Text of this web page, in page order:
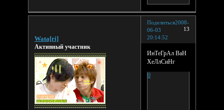
Поделиться
13
2008-
06-03
20:14:52
Wata[ri]
Активный участник
ИнТеГрАл ВаН
ХеЛлСиНг
0